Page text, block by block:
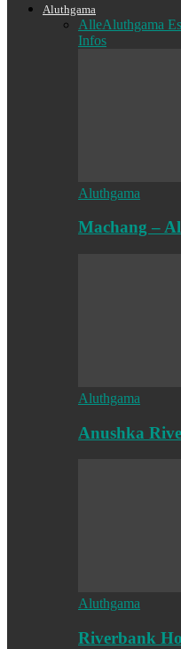
Aluthgama
AlleAluthgama
Infos
Aluthgama
Machang –
Aluthgama
Anushka
Aluthgama
Riverbank